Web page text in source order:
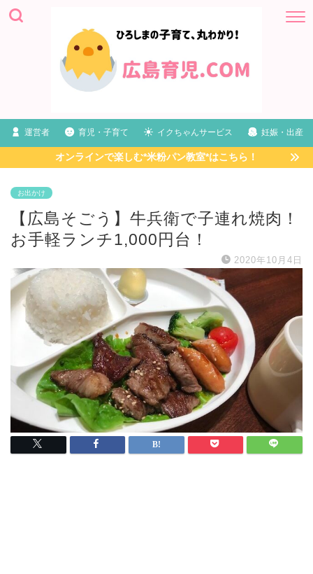
運営者 育児・子育て イクちゃんサービス 妊娠・出産
オンラインで楽しむ*米粉パン教室*はこちら！
お出かけ
【広島そごう】牛兵衛で子連れ焼肉！
お手軽ランチ1,000円台！
2020年10月4日